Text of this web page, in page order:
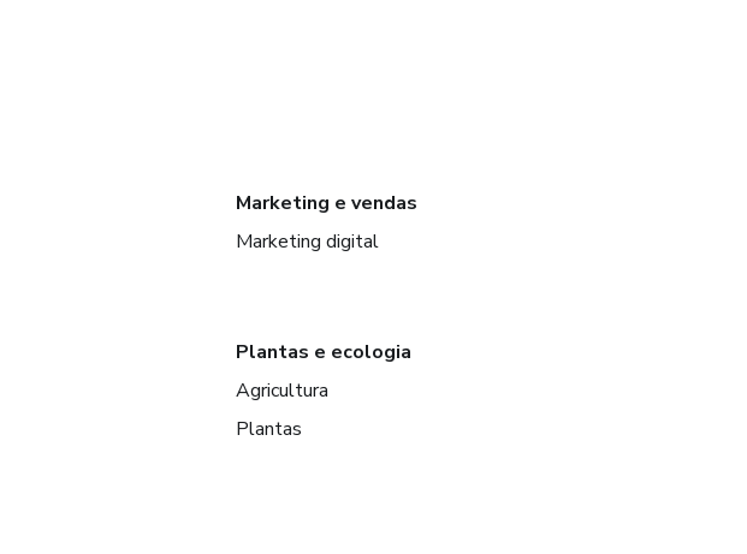
Marketing e vendas
Marketing digital
Plantas e ecologia
Agricultura
Plantas